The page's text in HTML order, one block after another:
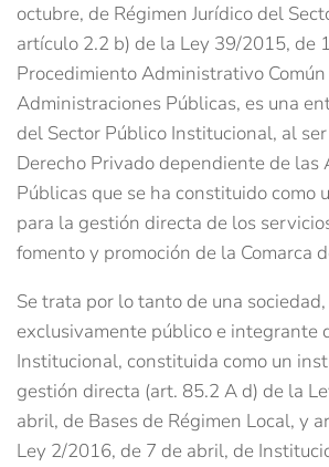
octubre, de Régimen Jurídico del
artículo 2.2 b) de la Ley 39/2015, de
Procedimiento Administrativo
Administraciones Públicas, es una
del Sector Público Institucional, al
Derecho Privado dependiente de las
Públicas que se ha constituido como
para la gestión directa de los
fomento y promoción de la Comarca
Se trata por lo tanto de una
exclusivamente público e integrante
Institucional, constituida como un
gestión directa (art. 85.2 A d) de la
abril, de Bases de Régimen Local, y
Ley 2/2016, de 7 de abril, de